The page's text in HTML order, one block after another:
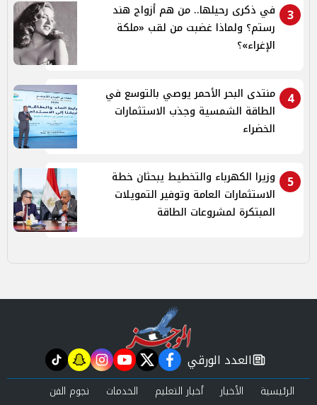
3
في ذكرى رحيلها.. من هم أزواج هند
رستم؟ ولماذا غضبت من لقب «ملكة
الإغراء»؟
4
منتدى البحر الأحمر يوصي بالتوسع في
الطاقة الشمسية وجذب الاستثمارات
الخضراء
5
وزيرا الكهرباء والتخطيط يبحثان خطة
الاستثمارات العامة وتوفير التمويلات
المبتكرة لمشروعات الطاقة
newspaper
العدد الورقي facebook
twitter
youtube
instagram
snapchat
tiktok
الرئيسية الأخبار أخبار التعليم الخدمات نجوم الفن